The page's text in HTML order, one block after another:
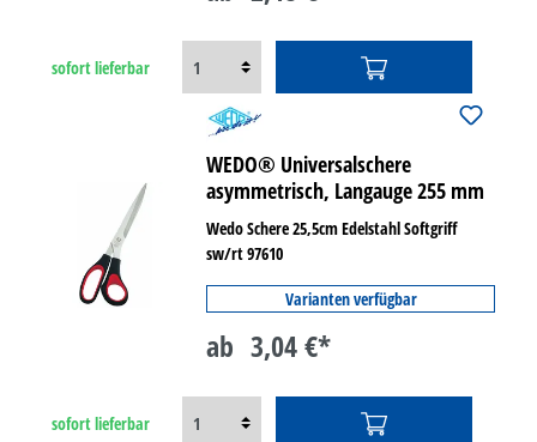
sofort lieferbar
WEDO® Universalschere
asymmetrisch, Langauge 255 mm
Wedo Schere 25,5cm Edelstahl Softgriff
sw/rt 97610
Varianten verfügbar
ab 3,04 €*
sofort lieferbar